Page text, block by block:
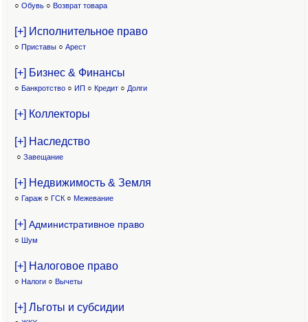
○ Обувь ○ Возврат товара
[+] Исполнительное право
○ Приставы ○ Арест
[+] Бизнес & Финансы
○ Банкротство ○ ИП ○ Кредит ○ Долги
[+] Коллекторы
[+] Наследство
○ Завещание
[+] Недвижимость & Земля
○ Гараж ○ ГСК ○ Межевание
[+] Административное право
○ Шум
[+] Налоговое право
○ Налоги ○ Вычеты
[+] Льготы и субсидии